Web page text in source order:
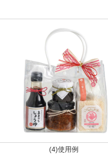
(4)使用例